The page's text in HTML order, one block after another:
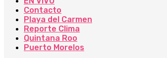
Contacto
Playa del Carmen
Reporte Clima
Quintana Roo
Puerto Morelos